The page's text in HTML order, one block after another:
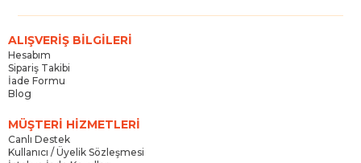
ALIŞVERİŞ BİLGİLERİ
Hesabım
Sipariş Takibi
İade Formu
Blog
MÜŞTERİ HİZMETLERİ
Canlı Destek
Kullanıcı / Üyelik Sözleşmesi